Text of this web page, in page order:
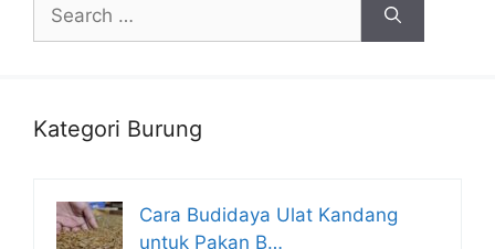
for:
Kategori Burung
Cara Budidaya Ulat Kandang
untuk Pakan B…